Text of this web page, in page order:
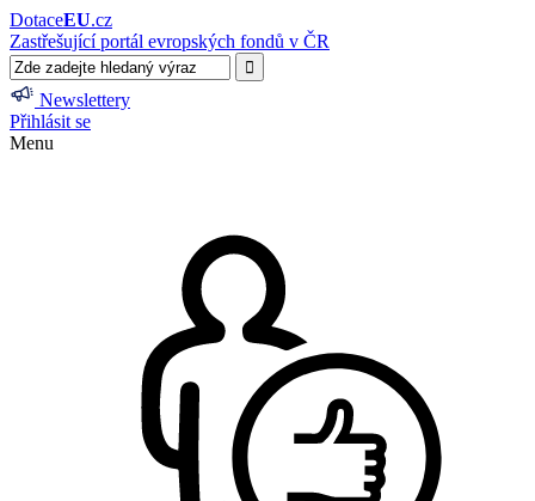
DotaceEU.cz
Zastřešující portál evropských fondů v ČR
Newslettery
Přihlásit se
Menu